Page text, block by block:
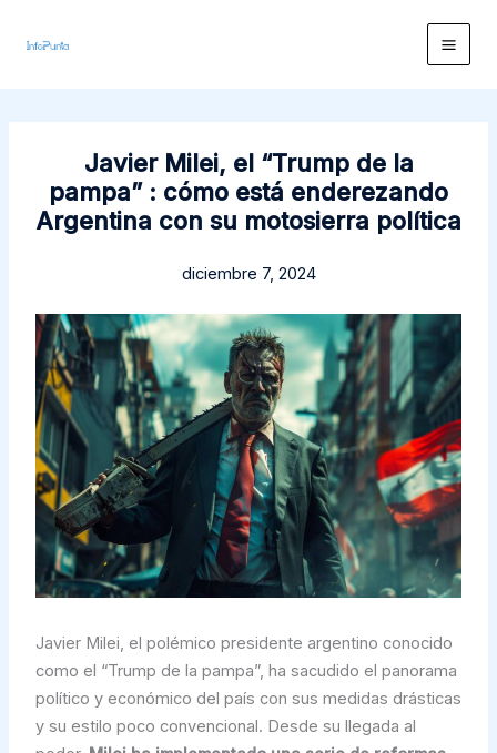
Javier Milei, el “Trump de la
pampa” : cómo está enderezando
Argentina con su motosierra política
diciembre 7, 2024
Javier Milei, el polémico presidente argentino conocido
como el “Trump de la pampa”, ha sacudido el panorama
político y económico del país con sus medidas drásticas
y su estilo poco convencional. Desde su llegada al